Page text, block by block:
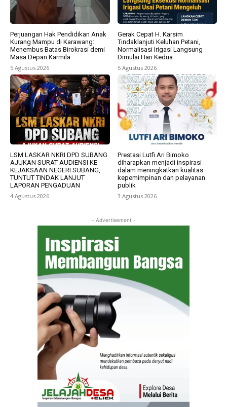
Perjuangan Hak Pendidikan Anak
Kurang Mampu di Karawang:
Menembus Batas Birokrasi demi
Masa Depan Karmila
5 Agustus 2026
Gerak Cepat H. Karsim
Tindaklanjuti Keluhan Petani,
Normalisasi Irigasi Langsung
Dimulai Hari Kedua
5 Agustus 2026
LSM LASKAR NKRI DPD SUBANG
AJUKAN SURAT AUDIENSI KE
KEJAKSAAN NEGERI SUBANG,
TUNTUT TINDAK LANJUT
LAPORAN PENGADUAN
4 Agustus 2026
Prestasi Lutfi Ari Bimoko
diharapkan menjadi inspirasi
dalam meningkatkan kualitas
kepemimpinan dan pelayanan
publik
3 Agustus 2026
- Advertisement -